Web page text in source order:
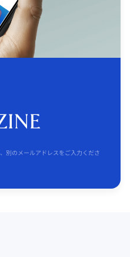
別のメールアドレスをご入力くださ